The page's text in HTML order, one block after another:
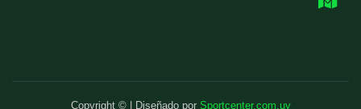
Copyright © | Diseñado por Sportcenter.com.uy